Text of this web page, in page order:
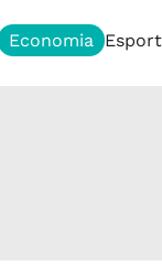
Economia